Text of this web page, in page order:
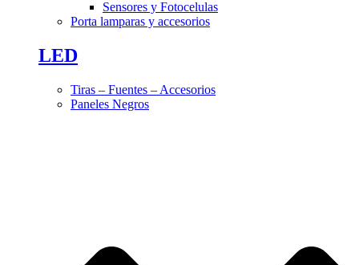
Sensores y Fotocelulas
Porta lamparas y accesorios
LED
Tiras – Fuentes – Accesorios
Paneles Negros